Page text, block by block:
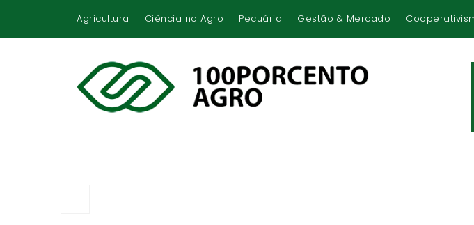
Agricultura Ciência no Agro Pecuária Gestão & Mercado